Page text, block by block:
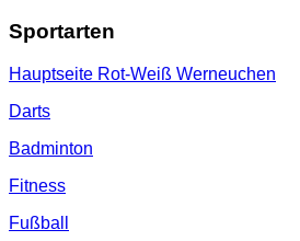
Sportarten
Hauptseite Rot-Weiß Werneuchen
Darts
Badminton
Fitness
Fußball